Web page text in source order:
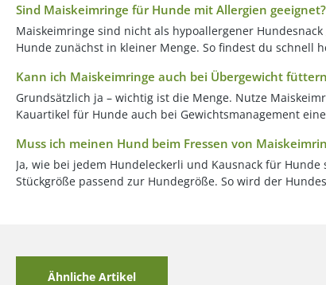
Sind Maiskeimringe für Hunde mit Allergien geeignet?
Maiskeimringe sind nicht als hypoallergener
Hunde zunächst in kleiner Menge. So findest du schnell
Kann ich Maiskeimringe auch bei Übergewicht
Grundsätzlich ja – wichtig ist die Menge. Nutze
Kauartikel für Hunde auch bei Gewichtsmanagement
Muss ich meinen Hund beim Fressen von
Ja, wie bei jedem Hundeleckerli und Kausnack für
Stückgröße passend zur Hundegröße. So wird der
Ähnliche Artikel